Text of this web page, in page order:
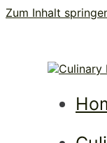
Zum Inhalt